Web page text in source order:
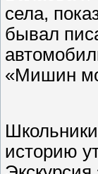
села,
бывал
«Мишин
историю